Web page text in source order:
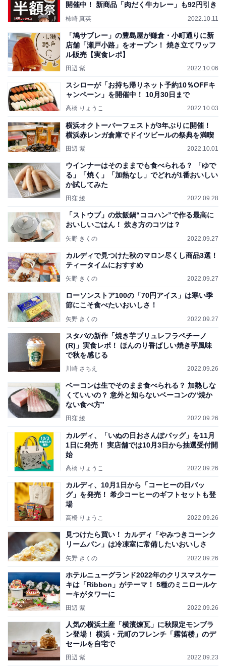
開催中！ 新商品「肉だく牛カレー」も92円引き
柿崎 真英 2022.10.11
「鳩サブレー」の豊島屋が鎌倉・小町通りに新
店舗「瀬戸小路」をオープン！ 焼き立てワッフ
ル販売【実食レポ】
田辺 紫 2022.10.06
スシローが「お持ち帰りネット予約10％OFFキ
ャンペーン」を開催中！ 10月30日まで
高橋 りょうこ 2022.10.03
横浜オクトーバーフェストが3年ぶりに開催！
横浜赤レンガ倉庫でドイツビールの祭典を満喫
田辺 紫 2022.10.01
ウインナーはそのままでも食べられる？ 「ゆで
る」「焼く」「加熱なし」でどれが1番おいしい
か試してみた
田窪 綾 2022.09.28
「ストウブ」の炊飯鍋“ココハン”で作る最高に
おいしいごはん！ 炊き方のコツは？
矢野 きくの 2022.09.27
カルディで見つけた秋のマロン尽くし商品3選！
ティータイムにおすすめ
矢野 きくの 2022.09.27
ローソンストア100の「70円アイス」は寒い季
節にこそ食べたいおいしさ！
矢野 きくの 2022.09.27
スタバの新作「焼き芋ブリュレフラペチーノ
(R)」実食レポ！ ほんのり香ばしい焼き芋風味
で秋を感じる
川崎 さちえ 2022.09.26
ベーコンは生でそのまま食べられる？ 加熱しな
くていいの？ 意外と知らないベーコンの“焼か
ない食べ方”
田窪 綾 2022.09.26
カルディ、「いぬの日おさんぽバッグ」を11月
1日に発売！ 実店舗では10月3日から抽選受付開
始
高橋 りょうこ 2022.09.26
カルディ、10月1日から「コーヒーの日バッ
グ」を発売！ 希少コーヒーのギフトセットも登
場
高橋 りょうこ 2022.09.26
見つけたら買い！ カルディ「やみつきコーンク
リームパン」は冷凍室に常備したいおいしさ
矢野 きくの 2022.09.26
ホテルニューグランド2022年のクリスマスケー
キは「Ribbon」がテーマ！ 5種のミニロールケ
ーキがタワーに
田辺 紫 2022.09.26
人気の横浜土産「横濱煉瓦」に秋限定モンブラ
ン登場！ 横浜・元町のフレンチ「霧笛楼」のデ
セールを自宅で
田辺 紫 2022.09.23